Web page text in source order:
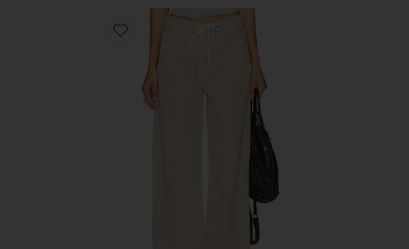
Favorite Brynn Drawstring Trouser Jeans